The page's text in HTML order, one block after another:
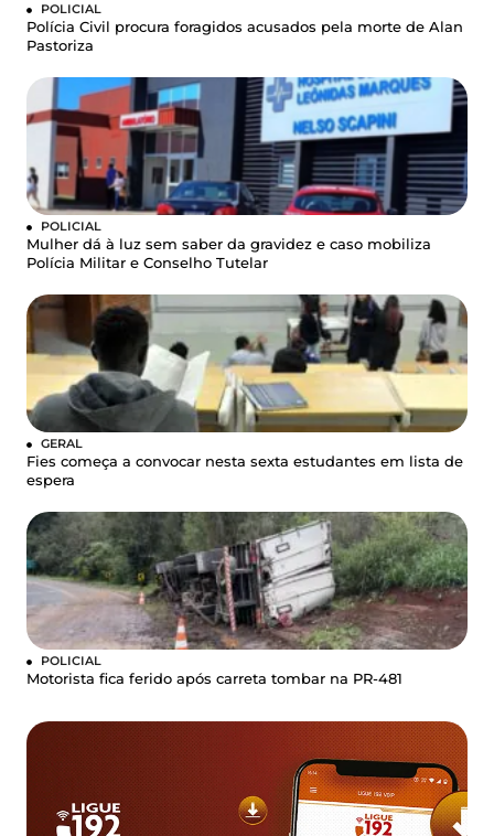
POLICIAL
Polícia Civil procura foragidos acusados pela morte de Alan
Pastoriza
POLICIAL
Mulher dá à luz sem saber da gravidez e caso mobiliza
Polícia Militar e Conselho Tutelar
GERAL
Fies começa a convocar nesta sexta estudantes em lista de
espera
POLICIAL
Motorista fica ferido após carreta tombar na PR-481